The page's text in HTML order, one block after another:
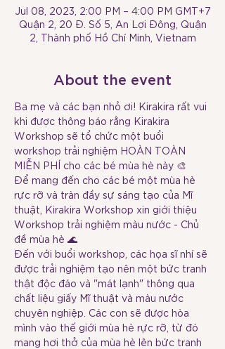
Jul 08, 2023, 2:00 PM – 4:00 PM GMT+7
Quận 2, 20 Đ. Số 5, An Lợi Đông, Quận
2, Thành phố Hồ Chí Minh, Vietnam
About the event
Ba mẹ và các bạn nhỏ ơi! Kirakira rất vui
khi được thông báo rằng Kirakira
Workshop sẽ tổ chức một buổi
workshop trải nghiệm HOÀN TOÀN
MIỄN PHÍ cho các bé mùa hè này 🎨
Để mang đến cho các bé một mùa hè
rực rỡ và tràn đầy sự sáng tạo của Mĩ
thuật, Kirakira Workshop xin giới thiệu
Workshop trải nghiệm màu nước - Chủ
đề mùa hè 🌊
Đến với buổi workshop, các họa sĩ nhí sẽ
được trải nghiệm tạo nên một bức tranh
thật độc đáo và "mát lạnh" thông qua
chất liệu giấy Mĩ thuật và màu nước
chuyên nghiệp. Các con sẽ được hòa
mình vào thế giới mùa hè rực rỡ, từ đó
mang hơi thở của mùa hè lên bức tranh